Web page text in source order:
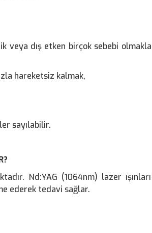
veya dış etken birçok sebebi olmakla
hareketsiz kalmak,
sayılabilir.
Nd:YAG (1064nm) lazer ışınları
ederek tedavi sağlar.